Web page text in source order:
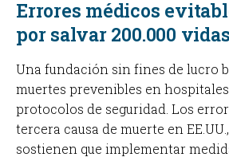
Errores médicos
por salvar 200.000
Una fundación sin fines de lucro
muertes prevenibles en
protocolos de seguridad. Los
tercera causa de muerte en
sostienen que implementar